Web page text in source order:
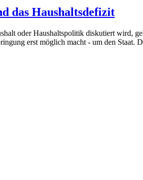
das Haushaltsdefizit
oder Haushaltspolitik diskutiert wird,
erst möglich macht - um den